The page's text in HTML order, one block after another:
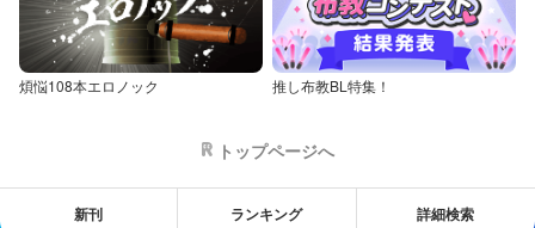
煩悩108本エロノック 推し布教BL特集！
トップページへ
新刊 ランキング 詳細検索